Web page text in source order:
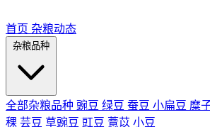
首页 杂粮动态
杂粮品种
全部杂粮品种 豌豆 绿豆 蚕豆 小扁豆 糜
稞 芸豆 草豌豆 豇豆 薏苡 小豆